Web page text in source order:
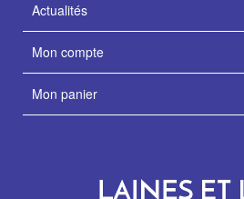
Actualités
Mon compte
Mon panier